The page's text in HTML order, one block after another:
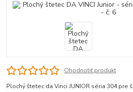
Ohodnotiť produkt
Plochý štetec da Vinci JUNIOR séria 304 pre